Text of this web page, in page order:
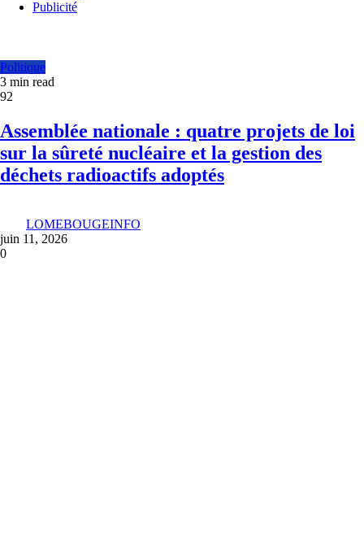
Publicité
Politique
3 min read
92
Assemblée nationale : quatre projets de loi
sur la sûreté nucléaire et la gestion des
déchets radioactifs adoptés
LOMEBOUGEINFO
juin 11, 2026
0